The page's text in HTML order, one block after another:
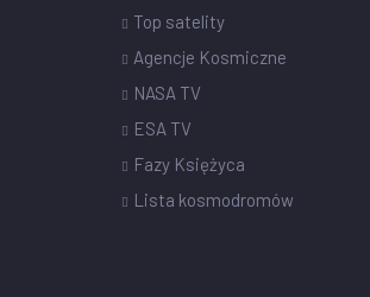
Top satelity
Agencje Kosmiczne
NASA TV
ESA TV
Fazy Księżyca
Lista kosmodromów